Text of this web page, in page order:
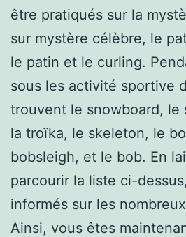
être pratiqués sur la
sur mystère célèbre, le
le patin et le curling.
sous les activité sportive
trouvent le snowboard, le
la troïka, le skeleton, le
bobsleigh, et le bob. En
parcourir la liste ci-
informés sur les
Ainsi, vous êtes